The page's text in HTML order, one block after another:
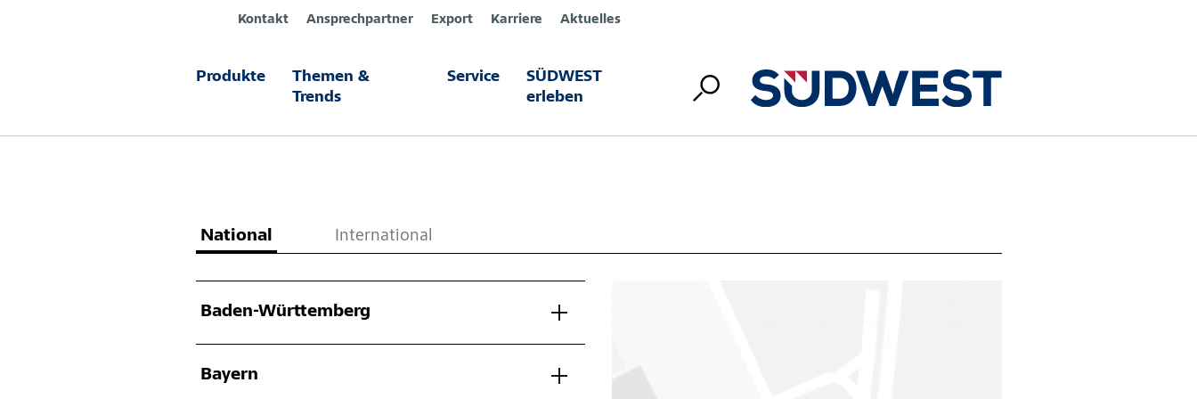
Kontakt Ansprechpartner Export Karriere Aktuelles
Produkte
Themen &
Trends
Service
SÜDWEST
erleben
Distributoren
National International
Baden-Württemberg
Bayern